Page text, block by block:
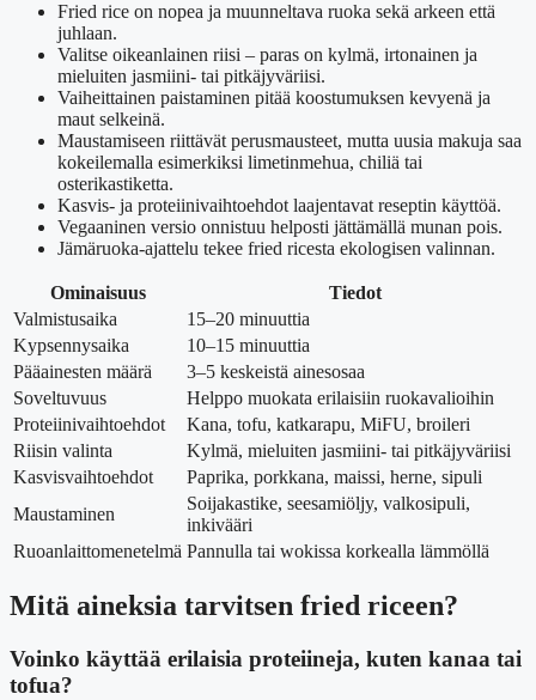
Fried rice on nopea ja muunneltava ruoka sekä arkeen että
juhlaan.
Valitse oikeanlainen riisi – paras on kylmä, irtonainen ja
mieluiten jasmiini- tai pitkäjyväriisi.
Vaiheittainen paistaminen pitää koostumuksen kevyenä ja
maut selkeinä.
Maustamiseen riittävät perusmausteet, mutta uusia makuja saa
kokeilemalla esimerkiksi limetinmehua, chiliä tai
osterikastiketta.
Kasvis- ja proteiinivaihtoehdot laajentavat reseptin käyttöä.
Vegaaninen versio onnistuu helposti jättämällä munan pois.
Jämäruoka-ajattelu tekee fried ricesta ekologisen valinnan.
Ominaisuus
Tiedot
Valmistusaika
15–20 minuuttia
Kypsennysaika
10–15 minuuttia
Pääainesten määrä
3–5 keskeistä ainesosaa
Soveltuvuus
Helppo muokata erilaisiin ruokavalioihin
Proteiinivaihtoehdot
Kana, tofu, katkarapu, MiFU, broileri
Riisin valinta
Kylmä, mieluiten jasmiini- tai pitkäjyväriisi
Kasvisvaihtoehdot
Paprika, porkkana, maissi, herne, sipuli
Maustaminen
Soijakastike, seesamiöljy, valkosipuli,
inkivääri
Ruoanlaittomenetelmä Pannulla tai wokissa korkealla lämmöllä
Mitä aineksia tarvitsen fried riceen?
Voinko käyttää erilaisia proteiineja, kuten kanaa tai
tofua?